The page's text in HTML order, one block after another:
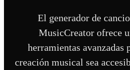
El generador de
MusicCreator ofrece
herramientas avanzadas
creación musical sea